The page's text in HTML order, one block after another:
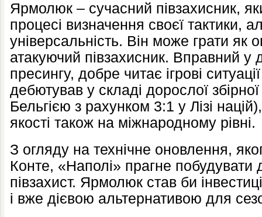
Ярмолюк – сучасний півзахисник,
процесі визначення своєї тактики,
універсальність. Він може грати як
атакуючий півзахисник. Вправний у
пресингу, добре читає ігрові
дебютував у складі дорослої
Бельгією з рахунком 3:1 у Лізі
якості також на міжнародному рівні.
З огляду на технічне оновлення,
Конте, «Наполі» прагне
півзахист. Ярмолюк став би
і вже дієвою альтернативою для